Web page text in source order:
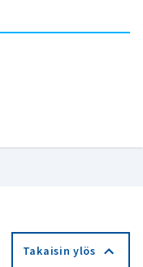
Takaisin ylös